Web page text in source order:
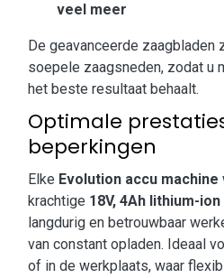
veel meer
De geavanceerde
soepele zaagsneden, zodat u
het beste resultaat behaalt.
Optimale
beperkingen
Elke Evolution accu machine
krachtige 18V, 4Ah lithium-
langdurig en betrouwbaar
van constant opladen. Ideaal
of in de werkplaats, waar